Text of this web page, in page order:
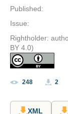
Published:
Issue:
Rightholder:
BY 4.0)
248 2
XML